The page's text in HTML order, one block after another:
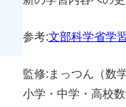
参考:文部科学省学
監修:まっつん（数
小学・中学・高校